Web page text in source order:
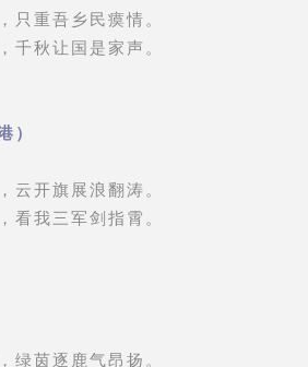
只重吾乡民瘼情。
千秋让国是家声。
）
云开旗展浪翻涛。
看我三军剑指霄。
绿茵逐鹿气昂扬。